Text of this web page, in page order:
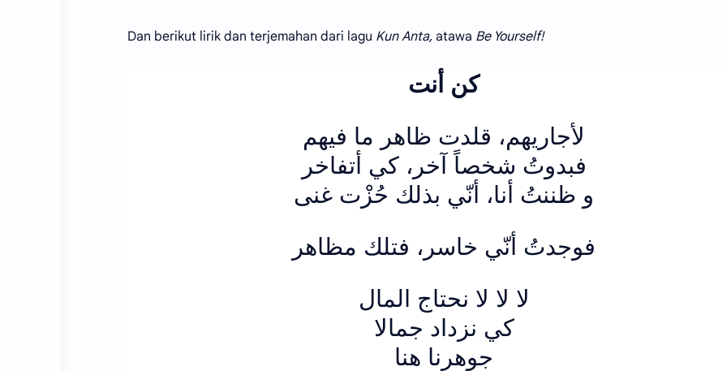
Dan berikut lirik dan terjemahan dari lagu Kun Anta, atawa Be Yourself!
كن أنت
لأجاريهم، قلدت ظاهر ما فيهم
فبدوتُ شخصاً آخر، كي أتفاخر
و ظننتُ أنا، أنّي بذلك حُزْت غنى
فوجدتُ أنّي خاسر، فتلك مظاهر
لا لا لا نحتاج المال
كي نزداد جمالا
جوهرنا هنا